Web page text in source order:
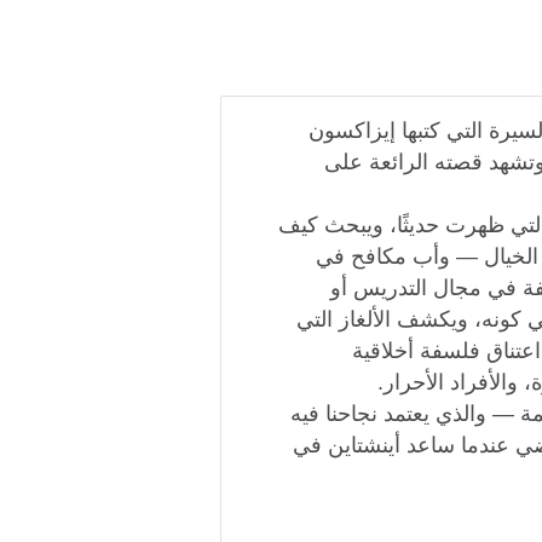
التي كتبها إيزاكسون
قصته الرائعة على
ظهرت حديثًا، ويبحث كيف
الخيال — وأب مكافح في
في مجال التدريس أو
ويكشف الألغاز التي
فلسفة أخلاقية
الأحرار.
— والذي يعتمد نجاحنا فيه
عندما ساعد أينشتاين في